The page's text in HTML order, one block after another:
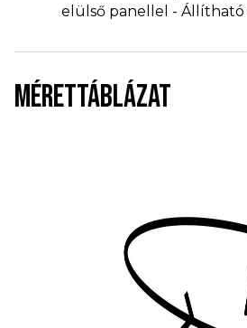
elülső panellel - Állítható
MÉRETTÁBLÁZAT